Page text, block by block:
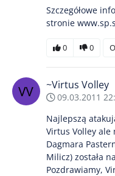
Szczegółowe
stronie
0 0
~Virtus Volley
09.03.2011
Najlepszą
Virtus Volley ale
Dagmara
Milicz) została
Pozdrawiamy,